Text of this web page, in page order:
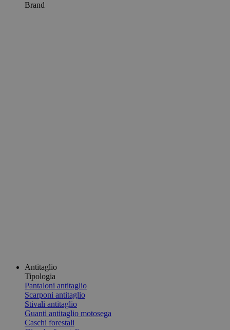
Brand
Antitaglio
Tipologia
Pantaloni antitaglio
Scarponi antitaglio
Stivali antitaglio
Guanti antitaglio motosega
Caschi forestali